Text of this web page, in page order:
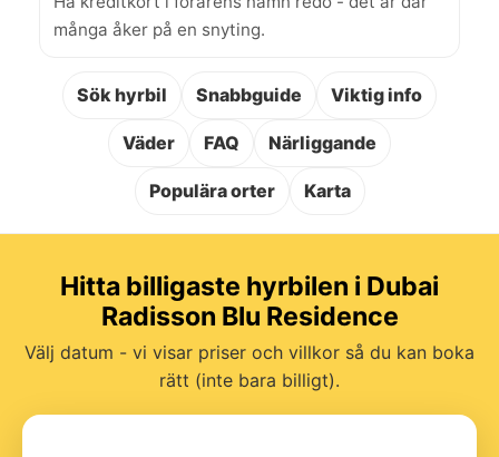
många åker på en snyting.
Sök hyrbil Snabbguide Viktig info
Väder FAQ Närliggande
Populära orter Karta
Hitta billigaste hyrbilen i Dubai
Radisson Blu Residence
Välj datum - vi visar priser och villkor så du kan boka
rätt (inte bara billigt).